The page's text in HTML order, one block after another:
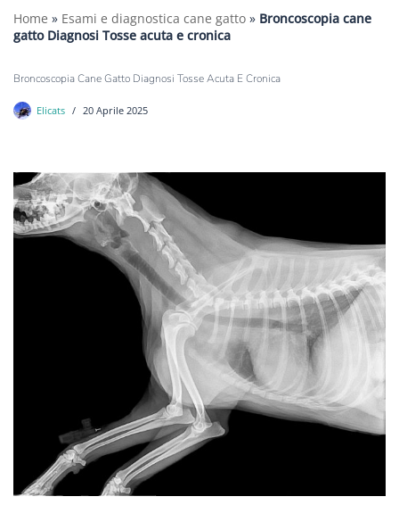
Home » Esami e diagnostica cane gatto » Broncoscopia cane
gatto Diagnosi Tosse acuta e cronica
Broncoscopia Cane Gatto Diagnosi Tosse Acuta E Cronica
Elicats 20 Aprile 2025